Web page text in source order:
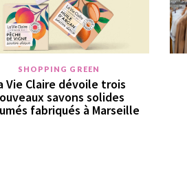
SHOPPING GREEN
Vie Claire dévoile trois
savons solides
fabriqués à Marseille